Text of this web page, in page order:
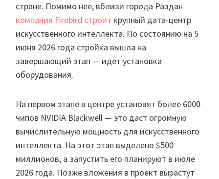
стране. Помимо нее, вблизи города Раздан
компания Firebird строит крупный дата-центр
искусственного интеллекта. По состоянию на 5
июня 2026 года стройка вышла на
завершающий этап — идет установка
оборудования.
На первом этапе в центре установят более 6000
чипов NVIDIA Blackwell — это даст огромную
вычислительную мощность для искусственного
интеллекта. На этот этап выделено $500
миллионов, а запустить его планируют в июле
2026 года. Позже вложения в проект вырастут